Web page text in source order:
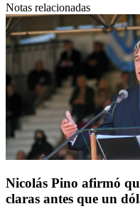
Notas relacionadas
Nicolás Pino afirmó
claras antes que un